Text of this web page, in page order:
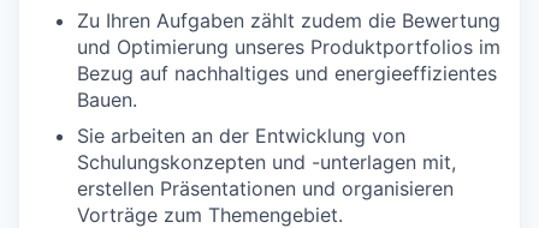
Zu Ihren Aufgaben zählt zudem die Bewertung
und Optimierung unseres Produktportfolios im
Bezug auf nachhaltiges und energieeffizientes
Bauen.
Sie arbeiten an der Entwicklung von
Schulungskonzepten und -unterlagen mit,
erstellen Präsentationen und organisieren
Vorträge zum Themengebiet.